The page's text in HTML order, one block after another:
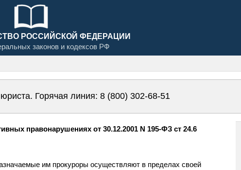
РОССИЙСКОЙ ФЕДЕРАЦИИ
законов и кодексов РФ
Горячая линия: 8 (800) 302-68-51
правонарушениях от 30.12.2001 N 195-ФЗ ст 24.6
им прокуроры осуществляют в пределах своей